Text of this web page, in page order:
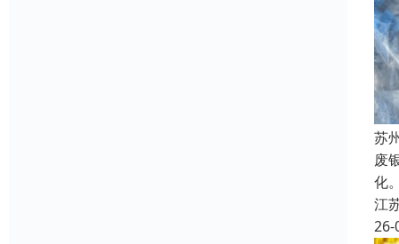
苏
废
化
江
26-